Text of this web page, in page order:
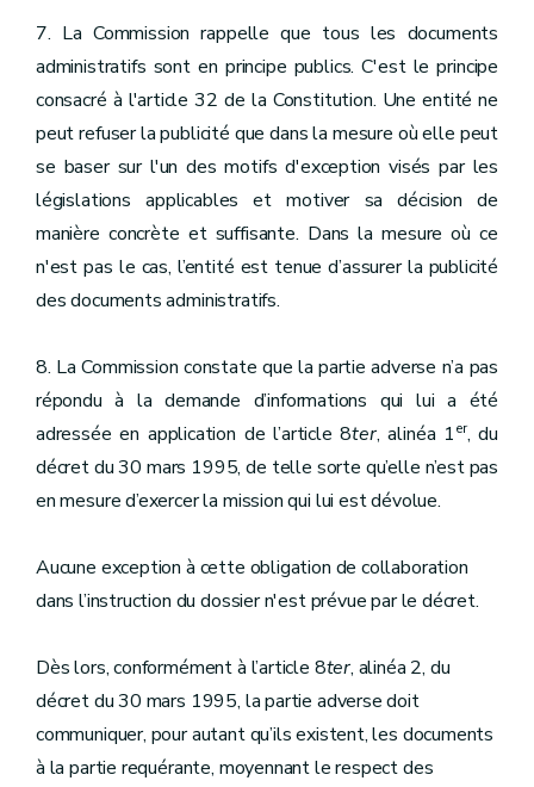
7. La Commission rappelle que tous les documents
administratifs sont en principe publics. C'est le principe
consacré à l'article 32 de la Constitution. Une entité ne
peut refuser la publicité que dans la mesure où elle peut
se baser sur l'un des motifs d'exception visés par les
législations applicables et motiver sa décision de
manière concrète et suffisante. Dans la mesure où ce
n'est pas le cas, l’entité est tenue d’assurer la publicité
des documents administratifs.
8. La Commission constate que la partie adverse n’a pas
répondu à la demande d’informations qui lui a été
adressée en application de l’article 8ter, alinéa 1er, du
décret du 30 mars 1995, de telle sorte qu’elle n’est pas
en mesure d’exercer la mission qui lui est dévolue.
Aucune exception à cette obligation de collaboration
dans l’instruction du dossier n'est prévue par le décret.
Dès lors, conformément à l’article 8ter, alinéa 2, du
décret du 30 mars 1995, la partie adverse doit
communiquer, pour autant qu’ils existent, les documents
à la partie requérante, moyennant le respect des